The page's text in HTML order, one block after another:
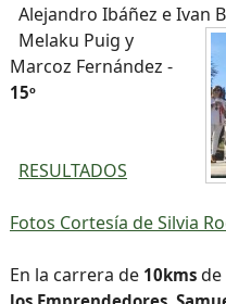
Alejandro Ibáñez e Ivan
Melaku Puig y
Marcoz Fernández -
15º
RESULTADOS
Fotos Cortesía de Silvia
En la carrera de 10kmsde